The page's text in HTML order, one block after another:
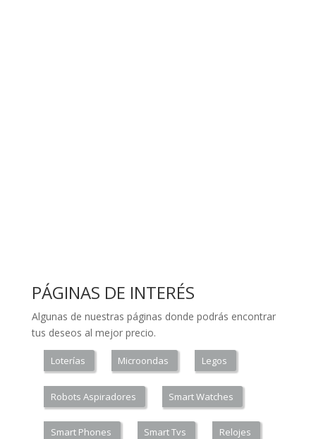
PÁGINAS DE INTERÉS
Algunas de nuestras páginas donde podrás encontrar
tus deseos al mejor precio.
Loterías Microondas Legos
Robots Aspiradores Smart Watches
Smart Phones Smart Tvs Relojes